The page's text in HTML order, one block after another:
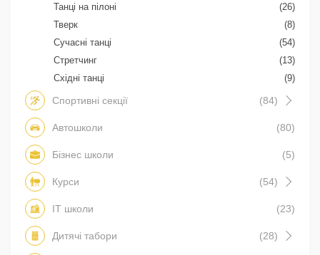
Танці на пілоні
(26)
Тверк
(8)
Сучасні танці
(54)
Стретчинг
(13)
Східні танці
(9)
Спортивні секції (84)
Автошколи (80)
Бізнес школи (5)
Курси (54)
IT школи (23)
Дитячі табори (28)